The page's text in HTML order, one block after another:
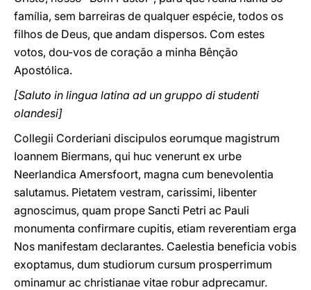
família, sem barreiras de qualquer espécie, todos os
filhos de Deus, que andam dispersos. Com estes
votos, dou-vos de coração a minha Bênção
Apostólica.
[Saluto in lingua latina ad un gruppo di studenti
olandesi]
Collegii Corderiani discipulos eorumque magistrum
Ioannem Biermans, qui huc venerunt ex urbe
Neerlandica Amersfoort, magna cum benevolentia
salutamus. Pietatem vestram, carissimi, libenter
agnoscimus, quam prope Sancti Petri ac Pauli
monumenta confirmare cupitis, etiam reverentiam erga
Nos manifestam declarantes. Caelestia beneficia vobis
exoptamus, dum studiorum cursum prosperrimum
ominamur ac christianae vitae robur adprecamur.